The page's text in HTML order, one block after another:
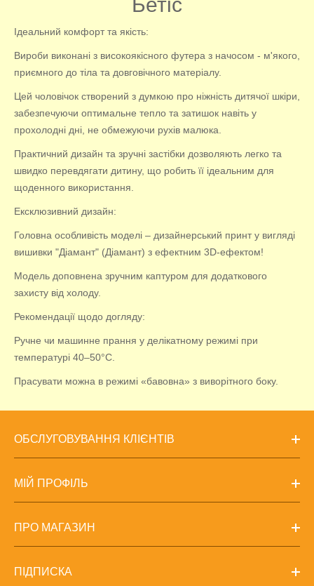
Ідеальний комфорт та якість:
Вироби виконані з високоякісного футера з начосом - м'якого,
приємного до тіла та довговічного матеріалу.
Цей чоловічок створений з думкою про ніжність дитячої шкіри,
забезпечуючи оптимальне тепло та затишок навіть у
прохолодні дні, не обмежуючи рухів малюка.
Практичний дизайн та зручні застібки дозволяють легко та
швидко перевдягати дитину, що робить її ідеальним для
щоденного використання.
Ексклюзивний дизайн:
Головна особливість моделі – дизайнерський принт у вигляді
вишивки "Діамант" (Діамант) з ефектним 3D-ефектом!
Модель доповнена зручним каптуром для додаткового
захисту від холоду.
Рекомендації щодо догляду:
Ручне чи машинне прання у делікатному режимі при
температурі 40–50°С.
Прасувати можна в режимі «бавовна» з виворітного боку.
ОБСЛУГОВУВАННЯ КЛІЄНТІВ
МІЙ ПРОФІЛЬ
ПРО МАГАЗИН
ПІДПИСКА